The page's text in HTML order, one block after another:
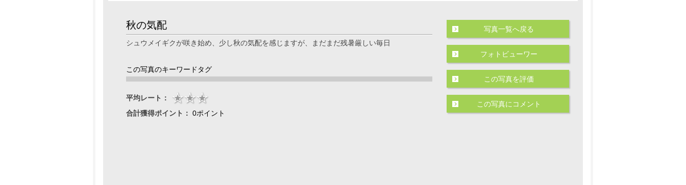
秋の気配
シュウメイギクが咲き始め、少し秋の気配を感じますが、まだまだ残暑厳しい毎日
この写真のキーワードタグ
平均レート：
合計獲得ポイント： 0ポイント
写真一覧へ戻る
フォトビューワー
この写真を評価
この写真にコメント